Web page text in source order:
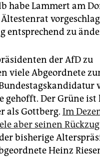
habe Lammert am
entsprechend zu
der AfD zu
viele Abgeordnete
gehofft. Der Grüne ist
als Gottberg. Im
aber seinen
bisherige
Heinz